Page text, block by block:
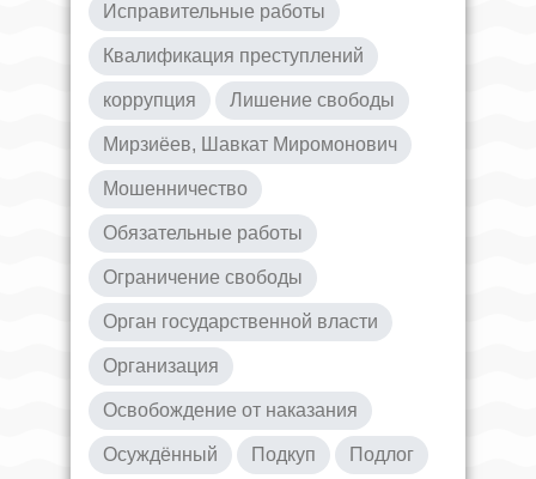
Исправительные работы
Квалификация преступлений
коррупция Лишение свободы
Мирзиёев, Шавкат Миромонович
Мошенничество
Обязательные работы
Ограничение свободы
Орган государственной власти
Организация
Освобождение от наказания
Осуждённый Подкуп Подлог